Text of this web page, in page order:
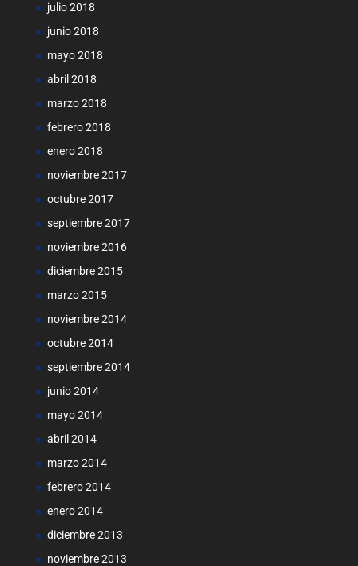
julio 2018
junio 2018
mayo 2018
abril 2018
marzo 2018
febrero 2018
enero 2018
noviembre 2017
octubre 2017
septiembre 2017
noviembre 2016
diciembre 2015
marzo 2015
noviembre 2014
octubre 2014
septiembre 2014
junio 2014
mayo 2014
abril 2014
marzo 2014
febrero 2014
enero 2014
diciembre 2013
noviembre 2013